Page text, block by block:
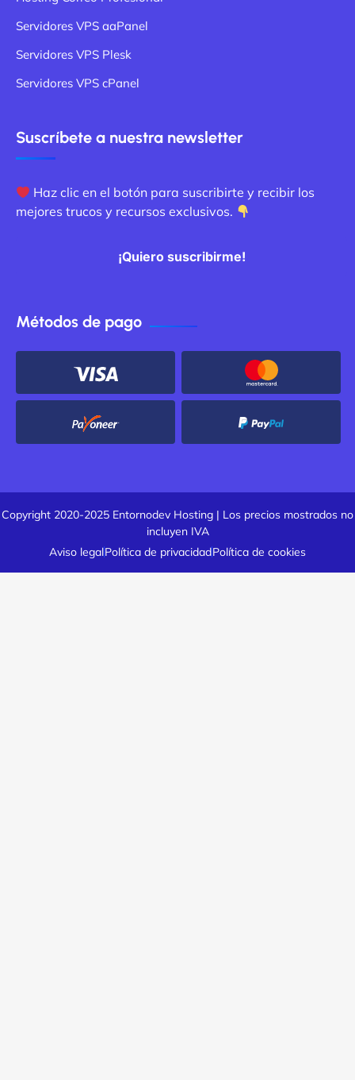
Servidores VPS aaPanel
Servidores VPS Plesk
Servidores VPS cPanel
Suscríbete a nuestra newsletter
Haz clic en el botón para suscribirte y recibir los
mejores trucos y recursos exclusivos.
¡Quiero suscribirme!
Métodos de pago
Copyright 2020-2025 Entornodev Hosting | Los precios mostrados no
incluyen IVA
Aviso legalPolítica de privacidadPolítica de cookies